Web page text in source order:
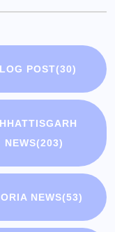
POST(30)
NEWS(203)
NEWS(53)